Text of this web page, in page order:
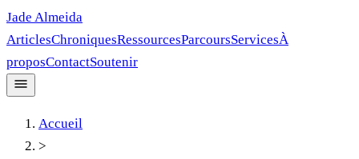
Jade Almeida
ArticlesChroniquesRessourcesParcoursServicesÀ
proposContactSoutenir
Accueil
>